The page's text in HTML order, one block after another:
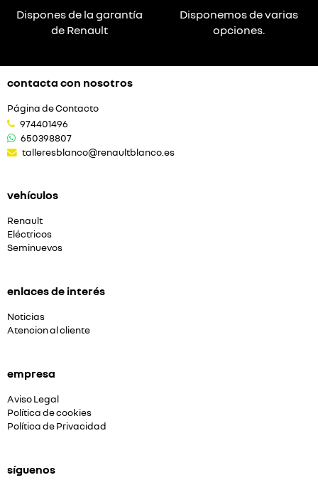
Dispones de la garantía
de Renault
Disponemos de varias
opciones.
contacta con nosotros
Página de Contacto
974401496
650398807
talleresblanco@renaultblanco.es
vehículos
Renault
Eléctricos
Seminuevos
enlaces de interés
Noticias
Atencion al cliente
empresa
Aviso Legal
Política de cookies
Política de Privacidad
síguenos